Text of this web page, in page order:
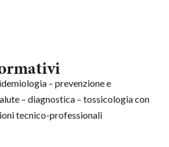
– prevenzione e
– diagnostica – tossicologia con
tecnico-professionali